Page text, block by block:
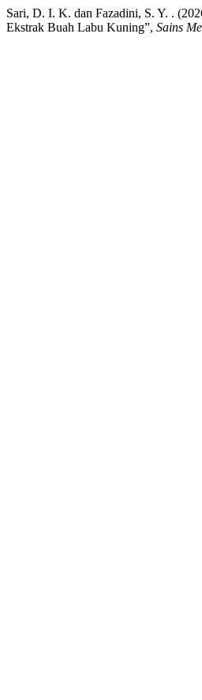
Sari, D. I. K. dan Fazadini, S. Y. .
Ekstrak Buah Labu Kuning”, Sains